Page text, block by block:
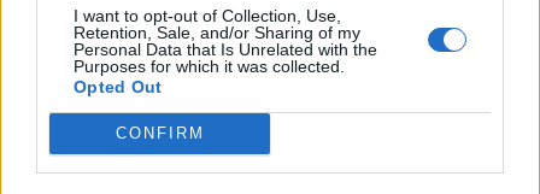
I want to opt-out of Collection, Use,
Retention, Sale, and/or Sharing of my
Personal Data that Is Unrelated with the
Purposes for which it was collected.
Opted Out
CONFIRM
A világ legismertebb ruhái